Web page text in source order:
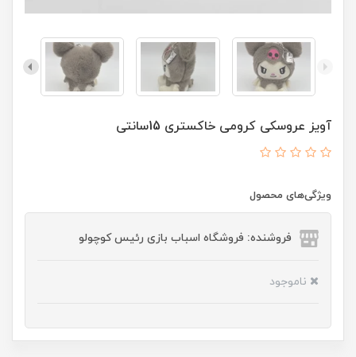
آویز عروسکی کرومی خاکستری 15سانتی
ویژگی‌های محصول
فروشنده: فروشگاه اسباب بازی رئیس کوچولو
ناموجود